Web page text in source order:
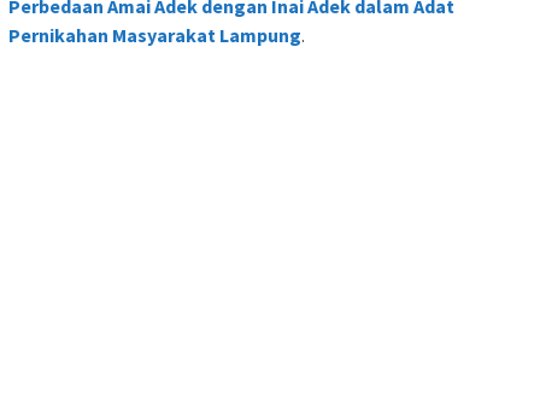
Perbedaan Amai Adek dengan Inai Adek dalam Adat
Pernikahan Masyarakat Lampung.